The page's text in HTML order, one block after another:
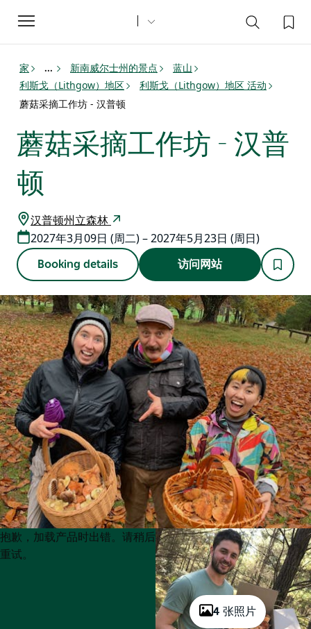
Toggle
navigation
家 ... 新南威尔士州的景点
蓝山
利斯戈（Lithgow）地区
利斯戈（Lithgow）地区 活动
蘑菇采摘工作坊 - 汉普顿
蘑菇采摘工作坊 - 汉普
顿
汉普顿州立森林
2027年3月09日 (周二) – 2027年5月23日 (周日)
Booking details 访问网站
4 张照片
Product
List
Product
List
抱歉，加载产品时出错。请稍后
重试。